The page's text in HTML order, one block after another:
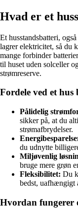
Hvad er et
Et husstandsbatteri,
lagrer elektricitet, så du
mange forbinder
til huset uden solceller
strømreserve.
Fordele ved et hus
Pålidelig
sikker på, at du
strømafbrydelser.
du udnytte
Miljøvenlig
bruge mere grøn
Fleksibilitet: Du
bedst, uafhængigt
Hvordan fungerer